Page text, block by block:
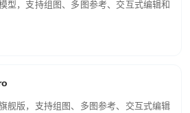
型，支持组图、多图参考、交互式编辑和
舰版，支持组图、多图参考、交互式编辑